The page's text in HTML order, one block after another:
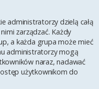
administratorzy dzielą całą
zarządzać. Każdy
a każda grupa może mieć
administratorzy mogą
naraz, nadawać
użytkownikom do